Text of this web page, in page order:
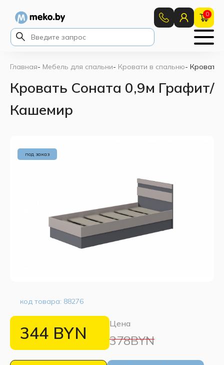
0
Главная- Мебель для спальни- Кровати в спальню- Кровать
Кровать Соната 0,9м Графит/
Кашемир
под заказ
код товара: 88276
344 BYN Цена
378BYN